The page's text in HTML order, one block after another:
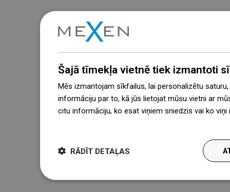
Šajā tīmekļa vietnē tiek izmantoti
Mēs izmantojam sīkfailus, lai personalizētu
informāciju par to, kā jūs lietojat mūsu vietni ar
citu informāciju, ko esat viņiem sniedzis vai ko
RĀDĪT DETAĻAS